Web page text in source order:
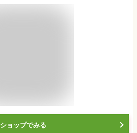
ショップでみる